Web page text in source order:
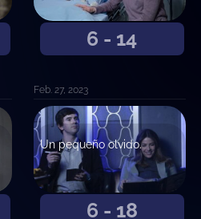
6 - 14
Feb. 27, 2023
6 - 18
Un pequeño olvido.